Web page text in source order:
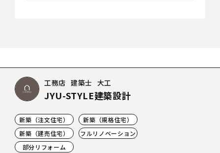
工務店 建築士 大工
JYU-STYLE建築設計
新築（注文住宅）
新築（規格住宅）
新築（建売住宅）
フルリノベーション
部分リフォーム